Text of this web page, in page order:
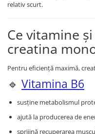
relativ scurt.
Ce vitamine
creatina
Pentru eficiență maximă,
🔹 Vitamina B6
susține metabolismul
ajută la producerea de
sprijină recuperarea